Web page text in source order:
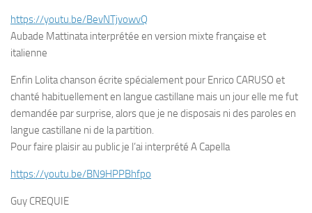
https://youtu.be/BevNTjvowvQ
Aubade Mattinata interprétée en version mixte française et
italienne
Enfin Lolita chanson écrite spécialement pour Enrico CARUSO et
chanté habituellement en langue castillane mais un jour elle me fut
demandée par surprise, alors que je ne disposais ni des paroles en
langue castillane ni de la partition.
Pour faire plaisir au public je l’ai interprété A Capella
https://youtu.be/BN9HPPBhfpo
Guy CREQUIE